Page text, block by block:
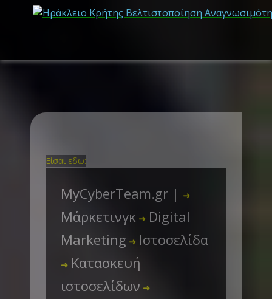
Είσαι εδω:
MyCyberTeam.gr | ➜
Μάρκετινγκ ➜ Digital
Marketing ➜ Ιστοσελίδα
➜ Κατασκευή
ιστοσελίδων ➜